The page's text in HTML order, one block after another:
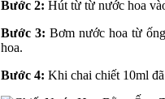
Bước 2: Hút từ từ nước hoa
Bước 3: Bơm nước hoa từ
hoa.
Bước 4: Khi chai chiết 10ml